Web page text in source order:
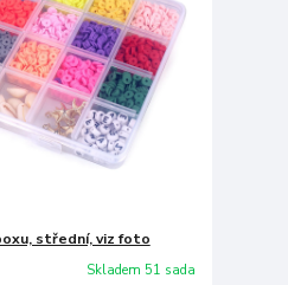
střední, viz foto
Skladem 51 sada